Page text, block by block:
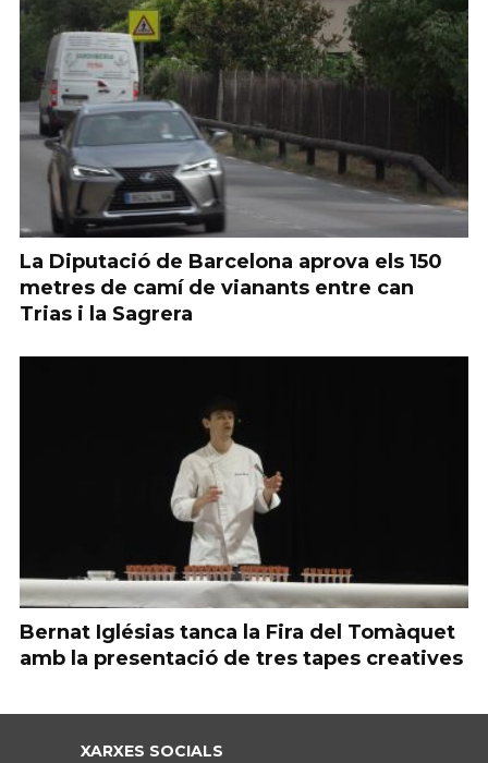
La Diputació de Barcelona aprova els 150
metres de camí de vianants entre can
Trias i la Sagrera
Bernat Iglésias tanca la Fira del Tomàquet
amb la presentació de tres tapes creatives
XARXES SOCIALS